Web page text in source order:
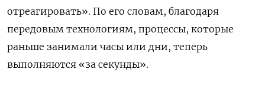
отреагировать». По его словам, благодаря
передовым технологиям, процессы, которые
раньше занимали часы или дни, теперь
выполняются «за секунды».